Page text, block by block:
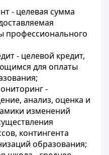
- целевая сумма
профессионального
- целевой кредит,
для оплаты
-
анализ, оценка и
изменений
контингента
образования;